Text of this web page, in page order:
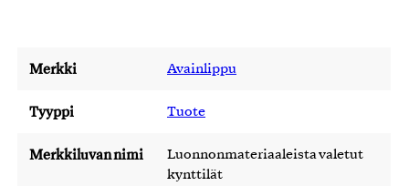
Merkki Avainlippu
Tyyppi Tuote
Merkkiluvan nimi
Luonnonmateriaaleista valetut
kynttilät